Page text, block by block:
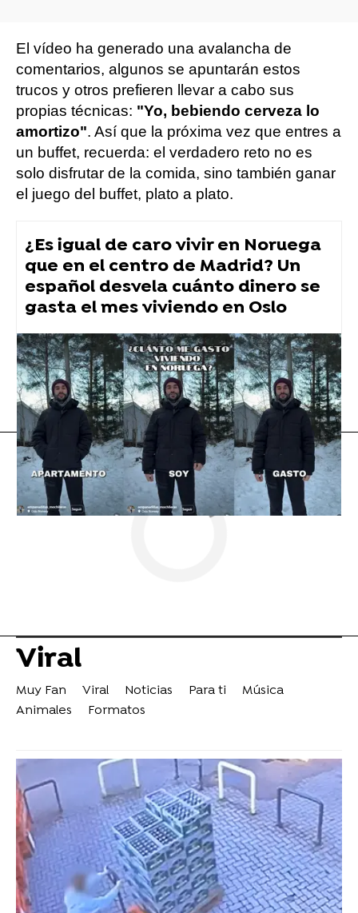
El vídeo ha generado una avalancha de
comentarios, algunos se apuntarán estos
trucos y otros prefieren llevar a cabo sus
propias técnicas: "Yo, bebiendo cerveza lo
amortizo". Así que la próxima vez que entres a
un buffet, recuerda: el verdadero reto no es
solo disfrutar de la comida, sino también ganar
el juego del buffet, plato a plato.
¿Es igual de caro vivir en Noruega
que en el centro de Madrid? Un
español desvela cuánto dinero se
gasta el mes viviendo en Oslo
tiktok Vídeo viral
Flooxer Now » Viral
Viral
Muy Fan Viral Noticias Para ti
Música
Animales
Formatos